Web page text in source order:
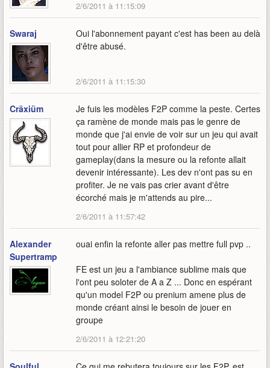
2/6/2011 à 11:15:09
Swaraj
Oui l'abonnement payant c'est has been au delà
d'être abusé.
2/6/2011 à 11:15:30
Cräxiüm
Je fuis les modèles F2P comme la peste. Certes
ça ramène de monde mais pas le genre de
monde que j'ai envie de voir sur un jeu qui avait
tout pour allier RP et profondeur de
gameplay(dans la mesure ou la refonte allait
devenir intéressante). Les dev n'ont pas su en
profiter. Je ne vais pas crier avant d'être
écorché mais je m'attends au pire...
2/6/2011 à 11:57:42
Alexander
Supertramp
ouai enfin la refonte aller pas mettre full pvp ..
FE est un jeu a l'ambiance sublime mais que
l'ont peu soloter de A a Z ... Donc en espérant
qu'un model F2P ou prenium amene plus de
monde créant ainsi le besoin de jouer en
groupe
2/6/2011 à 12:21:20